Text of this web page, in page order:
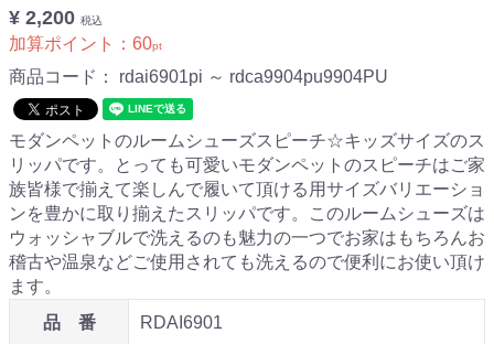
¥ 2,200 税込
加算ポイント： 60pt
商品コード： rdai6901pi ～ rdca9904pu9904PU
モダンペットのルームシューズスピーチ☆キッズサイズのス
リッパです。とっても可愛いモダンペットのスピーチはご家
族皆様で揃えて楽しんで履いて頂ける用サイズバリエーショ
ンを豊かに取り揃えたスリッパです。このルームシューズは
ウォッシャブルで洗えるのも魅力の一つでお家はもちろんお
稽古や温泉などご使用されても洗えるので便利にお使い頂け
ます。
品 番
RDAI6901